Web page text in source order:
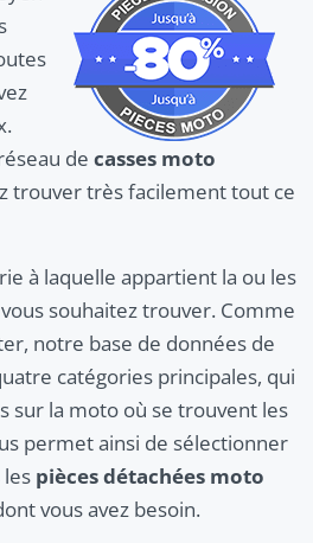
de casses moto
trouver très facilement tout ce
à laquelle appartient la ou les
souhaitez trouver. Comme
notre base de données de
catégories principales, qui
sur la moto où se trouvent les
permet ainsi de sélectionner
pièces détachées moto
vous avez besoin.